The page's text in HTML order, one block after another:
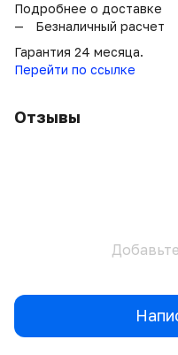
Подробнее о доставке
Безналичный расчет
Гарантия 24 месяца.
Перейти по ссылке
Отзывы